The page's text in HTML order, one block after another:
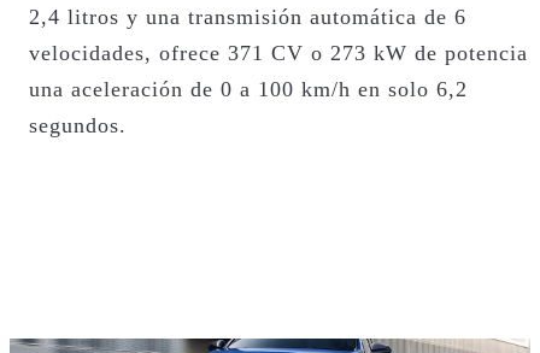
2,4 litros y una transmisión automática de 6
velocidades, ofrece 371 CV o 273 kW de potencia
una aceleración de 0 a 100 km/h en solo 6,2
segundos.
CONOCE LA GAMACONOCE LA GAMA
PERFORMANCE HYBRID?